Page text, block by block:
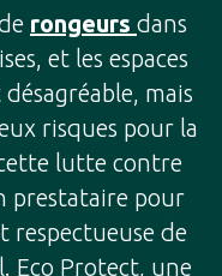
rongeurs dans
et les espaces
mais
risques pour la
lutte contre
prestataire pour
respectueuse de
Eco Protect, une